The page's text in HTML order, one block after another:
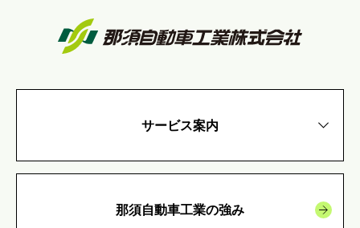
サービス案内
那須自動車工業の強み